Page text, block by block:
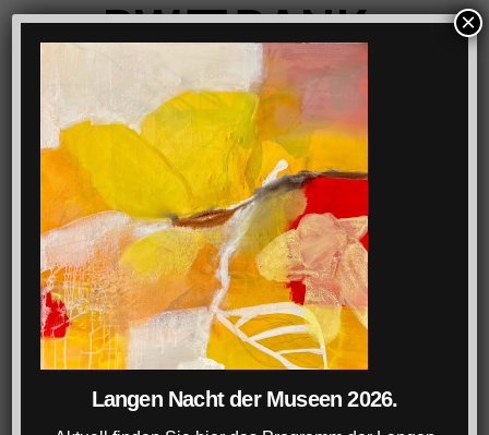
Langen Nacht der Museen 2026.
×